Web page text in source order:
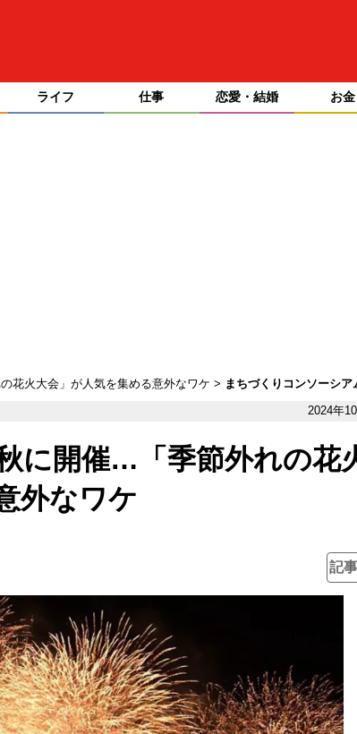
ライフ 仕事 恋愛・結婚 お金
花火大会」が人気を集める意外なワケ まちづくりコンソーシア
2024年
に開催…「季節外れの花
外なワケ
記